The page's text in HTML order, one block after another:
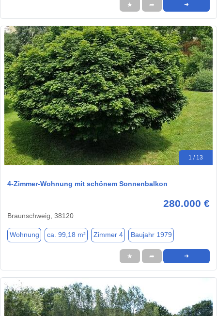
★ ➦ ➜
1 / 13
4-Zimmer-Wohnung mit schönem Sonnenbalkon
280.000 €
Braunschweig, 38120
Wohnung ca. 99,18 m² Zimmer 4 Baujahr 1979
★ ➦ ➜